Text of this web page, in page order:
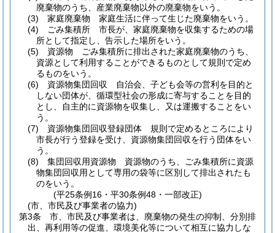
廃棄物のうち、産業廃棄物以外の廃棄物をいう。
(3)
家庭廃棄物 家庭生活に伴って生じた廃棄物をいう。
(4)
ごみ集積所 市長が、家庭廃棄物を収集するための場
所として指定し、告示した場所をいう。
(5)
資源物 ごみ集積所に排出された家庭廃棄物のうち、
資源として利用することができるものとして規則で定め
るものをいう。
(6)
資源物集団回収 自治会、子ども会等の営利を目的と
しない団体が、循環型社会の形成に寄与することを目的
とし、自主的に資源物を収集し、又は運搬することをい
う。
(7)
資源物集団回収登録団体 規則で定めるところにより
市長が行う登録を受け、資源物集団回収を行う団体をい
う。
(8)
集団回収用資源物 資源物のうち、ごみ集積所に資源
物集団回収用として専用の袋等に区別して排出されたも
のをいう。
(平25条例16・平30条例48・一部改正)
(市、市民及び事業者の協力)
第3条
市、市民及び事業者は、廃棄物の発生の抑制、分別排
出、再利用等の促進、環境美化等について相互に協力しな